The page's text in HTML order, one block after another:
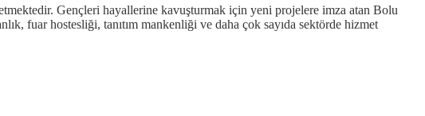
Gençleri hayallerine kavuşturmak için yeni projelere imza atan Bolu
fuar hostesliği, tanıtım mankenliği ve daha çok sayıda sektörde hizmet